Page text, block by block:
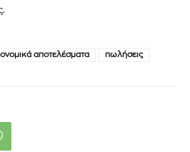
και
αποτελέσματα πωλήσεις